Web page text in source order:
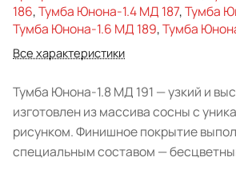
186,Тумба Юнона-1.4 МД 187,Тумба
Тумба Юнона-1.6 МД 189,Тумба
Все характеристики
Тумба Юнона-1.8 МД 191 — узкий и
изготовлен из массива сосны с
рисунком. Финишное покрытие
специальным составом —